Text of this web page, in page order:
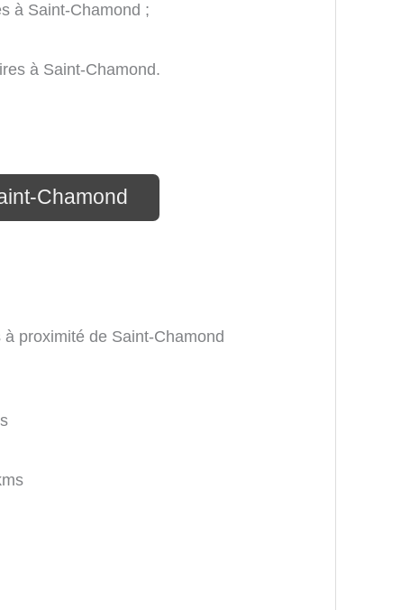
à Saint-Chamond ;
à Saint-Chamond.
Chamond
proximité de Saint-Chamond